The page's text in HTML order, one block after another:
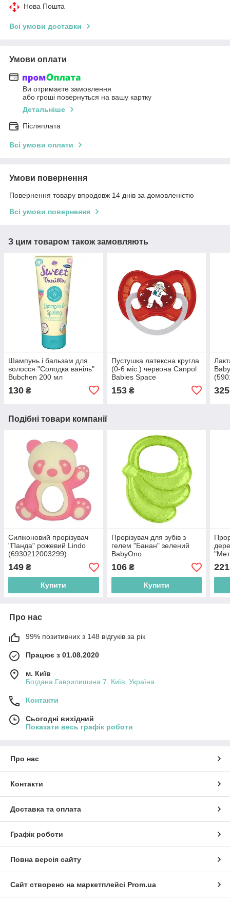
Нова Пошта
Всі умови доставки
Умови оплати
Ви отримаєте замовлення
або гроші повернуться на вашу картку
Детальніше
Післяплата
Всі умови оплати
Умови повернення
Повернення товару впродовж 14 днів за домовленістю
Всі умови повернення
З цим товаром також замовляють
Шампунь і бальзам для
волосся "Солодка ваніль"
Bubchen 200 мл
130 ₴
Пустушка латексна кругла
(0-6 міс.) червона Canpol
Babies Space
153₴ 325
Подібні товари компанії
Силіконовий прорізувач
"Панда" рожевий Lindo
(6930212003299)
149 ₴
Купити
Прорізувач для зубів з
гелем "Банан" зелений
BabyOno
(5904341208666)
106₴
Купити
221
Про нас
99% позитивних з 148 відгуків за рік
Працює з 01.08.2020
м. Київ
Богдана Гаврилишина 7, Київ, Україна
Контакти
Сьогодні вихідний
Показати весь графік роботи
Про нас
Контакти
Доставка та оплата
Графік роботи
Повна версія сайту
Сайт створено на маркетплейсі Prom.ua